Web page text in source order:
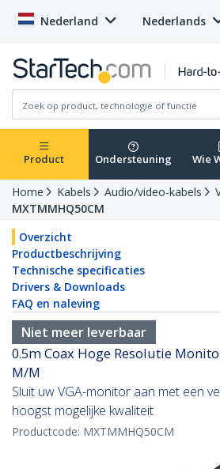
Nederland Nederlands
Product Ondersteuning Wie
Home Kabels Audio/video-kabels
MXTMMHQ50CM
Overzicht
Productbeschrijving
Technische specificaties
Drivers & Downloads
FAQ en naleving
Niet meer leverbaar
0.5m Coax Hoge Resolutie
M/M
Sluit uw VGA-monitor aan met een
hoogst mogelijke kwaliteit
Productcode: MXTMMHQ50CM